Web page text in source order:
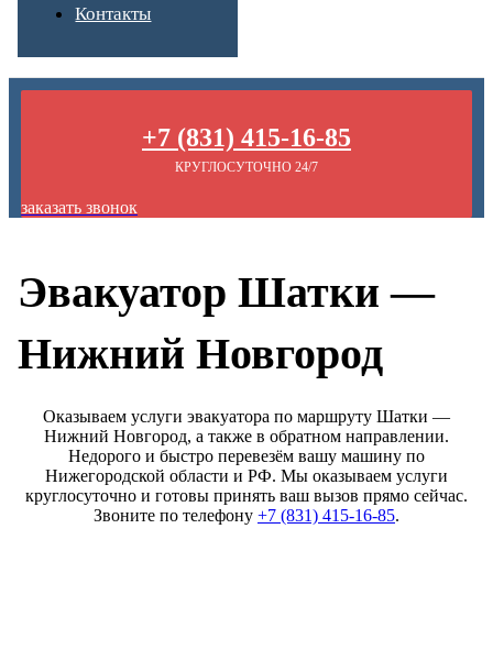
Контакты
+7 (831) 415-16-85
КРУГЛОСУТОЧНО 24/7
заказать звонок
Эвакуатор Шатки —
Нижний Новгород
Оказываем услуги эвакуатора по маршруту Шатки —
Нижний Новгород, а также в обратном направлении.
Недорого и быстро перевезём вашу машину по
Нижегородской области и РФ. Мы оказываем услуги
круглосуточно и готовы принять ваш вызов прямо сейчас.
Звоните по телефону +7 (831) 415-16-85.